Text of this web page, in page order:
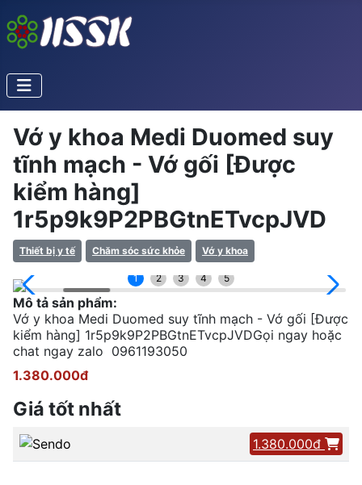
Vớ y khoa Medi Duomed suy
tĩnh mạch - Vớ gối [Được
kiểm hàng]
1r5p9k9P2PBGtnETvcpJVD
Thiết bị y tế Chăm sóc sức khỏe Vớ y khoa
1 2 3 4 5
Mô tả sản phẩm:
Vớ y khoa Medi Duomed suy tĩnh mạch - Vớ gối [Được
kiểm hàng] 1r5p9k9P2PBGtnETvcpJVDGọi ngay hoặc
chat ngay zalo 0961193050
1.380.000đ
Giá tốt nhất
1.380.000đ